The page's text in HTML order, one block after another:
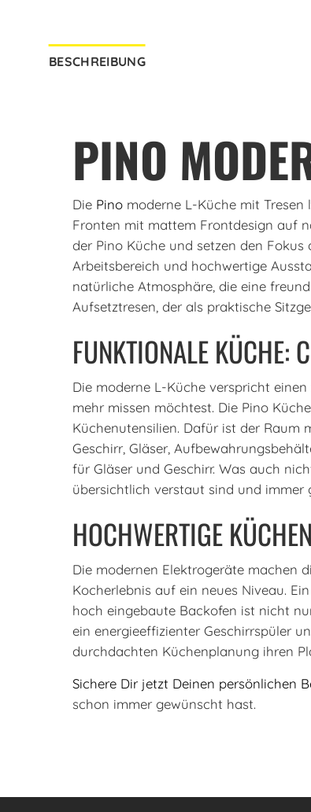
BESCHREIBUNG
PINO
Die Pino moderne L-Küche mit
Fronten mit mattem Frontdesign auf
der Pino Küche und setzen den
Arbeitsbereich und hochwertige
natürliche Atmosphäre, die eine
Aufsetztresen, der als praktische
FUNKTIONALE KÜCHE:
Die moderne L-Küche verspricht
mehr missen möchtest. Die Pino
Küchenutensilien. Dafür ist der Raum
Geschirr, Gläser,
für Gläser und Geschirr. Was auch
übersichtlich verstaut sind und immer
HOCHWERTIGE
Die modernen Elektrogeräte machen
Kocherlebnis auf ein neues Niveau.
hoch eingebaute Backofen ist nicht
ein energieeffizienter Geschirrspüler
durchdachten Küchenplanung ihren
Sichere Dir jetzt Deinen persönlichen
schon immer gewünscht hast.